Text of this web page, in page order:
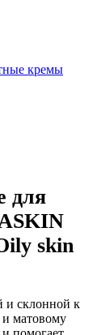
кремы
для
skin
и склонной к
и матовому